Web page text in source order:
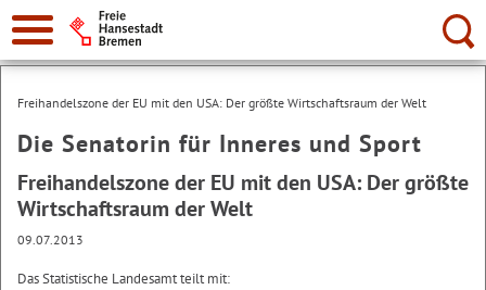
Suche:
Freihandelszone der EU mit den USA: Der größte Wirtschaftsraum der Welt
Die Senatorin für Inneres und Sport
Freihandelszone der EU mit den USA: Der größte
Wirtschaftsraum der Welt
09.07.2013
Das Statistische Landesamt teilt mit: